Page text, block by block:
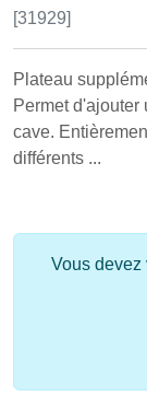
[31929]
Plateau
Permet d'ajouter
cave.
différents ...
Vous devez